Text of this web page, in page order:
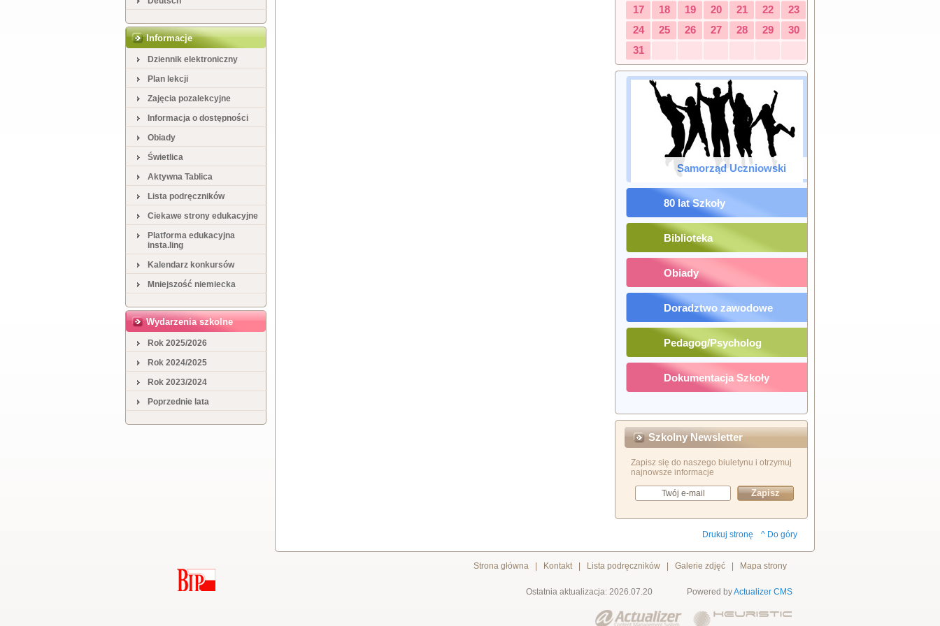
Informacje
Dziennik elektroniczny
Plan lekcji
Zajęcia pozalekcyjne
Informacja o dostępności
Obiady
Świetlica
Aktywna Tablica
Lista podręczników
Ciekawe strony edukacyjne
Platforma edukacyjna
insta.ling
Kalendarz konkursów
Mniejszość niemiecka
Wydarzenia szkolne
Rok 2025/2026
Rok 2024/2025
Rok 2023/2024
Poprzednie lata
17 18 19 20 21 22
23
24
25 26 27 28 29
30
31
Samorząd Uczniowski
80 lat Szkoły
Biblioteka
Obiady
Doradztwo zawodowe
Pedagog/Psycholog
Dokumentacja Szkoły
Szkolny Newsletter
Zapisz się do naszego biuletynu i otrzymuj
najnowsze informacje
^ Do góry
Drukuj stronę
Strona główna Kontakt Lista podręczników Galerie zdjęć Mapa strony
Powered byActualizer CMS
Ostatnia aktualizacja: 2026.07.20